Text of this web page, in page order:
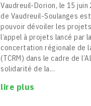
Vaudreuil-Dorion, le 15 juin
de Vaudreuil-Soulanges
pouvoir dévoiler les
l’appel à projets lancé par
concertation régionale de
(TCRM) dans le cadre de
solidarité de la...
lire plus